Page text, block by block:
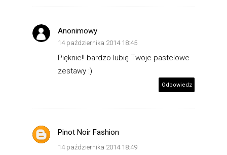
Anonimowy
14 października 2014 18:45
Pięknie!! bardzo lubię Twoje pastelowe
zestawy :)
Odpowiedz
Pinot Noir Fashion
14 października 2014 18:49